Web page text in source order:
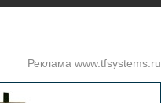
Реклама www.tfsystems.ru